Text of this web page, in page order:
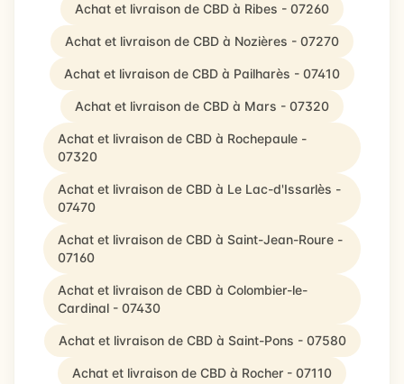
Achat et livraison de CBD à Ribes - 07260
Achat et livraison de CBD à Nozières - 07270
Achat et livraison de CBD à Pailharès - 07410
Achat et livraison de CBD à Mars - 07320
Achat et livraison de CBD à Rochepaule -
07320
Achat et livraison de CBD à Le Lac-d'Issarlès -
07470
Achat et livraison de CBD à Saint-Jean-Roure -
07160
Achat et livraison de CBD à Colombier-le-
Cardinal - 07430
Achat et livraison de CBD à Saint-Pons - 07580
Achat et livraison de CBD à Rocher - 07110